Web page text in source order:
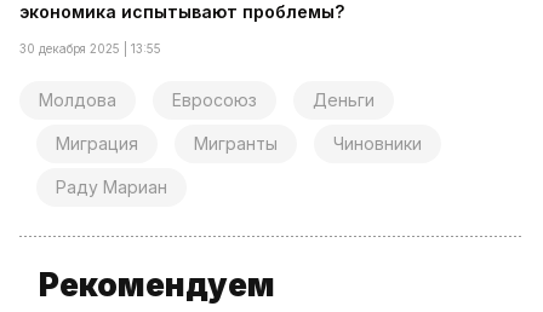
экономика испытывают проблемы?
30 декабря 2025 | 13:55
Молдова Евросоюз Деньги
Миграция Мигранты Чиновники
Раду Мариан
Рекомендуем